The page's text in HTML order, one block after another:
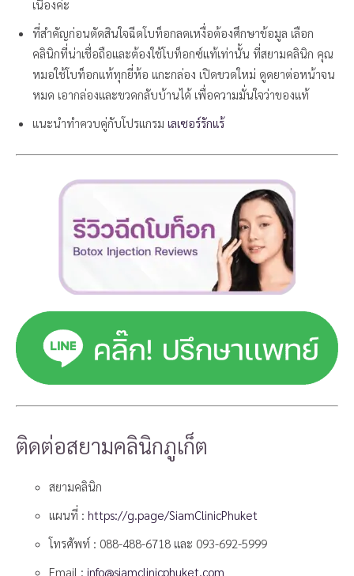
เนื่องค่ะ
ที่สำคัญก่อนตัดสินใจฉีดโบท็อกลดเหงื่อต้องศึกษาข้อมูล เลือก
คลินิกที่น่าเชื่อถือและต้องใช้โบท็อกซ์แท้เท่านั้น ที่สยามคลินิก คุณ
หมอใช้โบท็อกแท้ทุกยี่ห้อ แกะกล่อง เปิดขวดใหม่ ดูดยาต่อหน้าจน
หมด เอากล่องและขวดกลับบ้านได้ เพื่อความมั่นใจว่าของแท้
แนะนำทำควบคู่กับโปรแกรม เลเซอร์รักแร้
ติดต่อสยามคลินิกภูเก็ต
สยามคลินิก
แผนที่ : https://g.page/SiamClinicPhuket
โทรศัพท์ : 088-488-6718 และ 093-692-5999
Email : info@siamclinicphuket.com